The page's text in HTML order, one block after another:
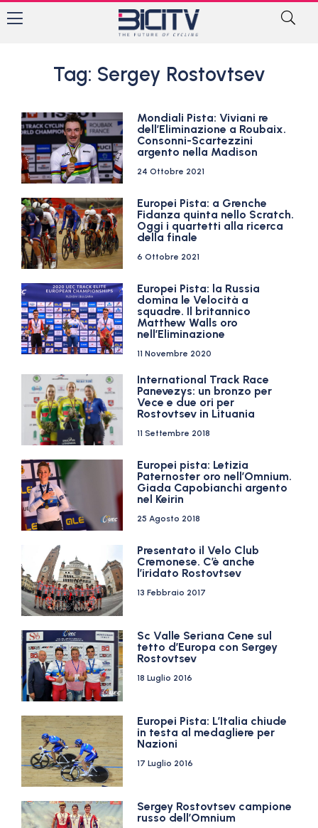
Tag: Sergey Rostovtsev
Mondiali Pista: Viviani re
dell’Eliminazione a Roubaix.
Consonni-Scartezzini
argento nella Madison
24 Ottobre 2021
Europei Pista: a Grenche
Fidanza quinta nello Scratch.
Oggi i quartetti alla ricerca
della finale
6 Ottobre 2021
Europei Pista: la Russia
domina le Velocità a
squadre. Il britannico
Matthew Walls oro
nell’Eliminazione
11 Novembre 2020
International Track Race
Panevezys: un bronzo per
Vece e due ori per
Rostovtsev in Lituania
11 Settembre 2018
Europei pista: Letizia
Paternoster oro nell’Omnium.
Giada Capobianchi argento
nel Keirin
25 Agosto 2018
Presentato il Velo Club
Cremonese. C’è anche
l’iridato Rostovtsev
13 Febbraio 2017
Sc Valle Seriana Cene sul
tetto d’Europa con Sergey
Rostovtsev
18 Luglio 2016
Europei Pista: L’Italia chiude
in testa al medagliere per
Nazioni
17 Luglio 2016
Sergey Rostovtsev campione
russo dell’Omnium